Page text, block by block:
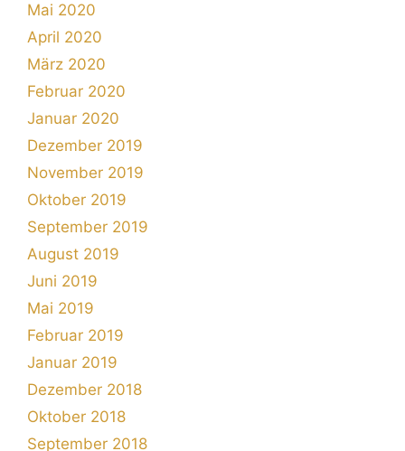
Mai 2020
April 2020
März 2020
Februar 2020
Januar 2020
Dezember 2019
November 2019
Oktober 2019
September 2019
August 2019
Juni 2019
Mai 2019
Februar 2019
Januar 2019
Dezember 2018
Oktober 2018
September 2018